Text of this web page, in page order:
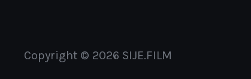
Copyright © 2026 SIJE.FILM